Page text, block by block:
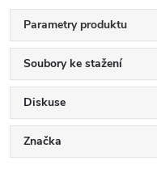
Parametry produktu
Soubory ke stažení
Diskuse
Značka